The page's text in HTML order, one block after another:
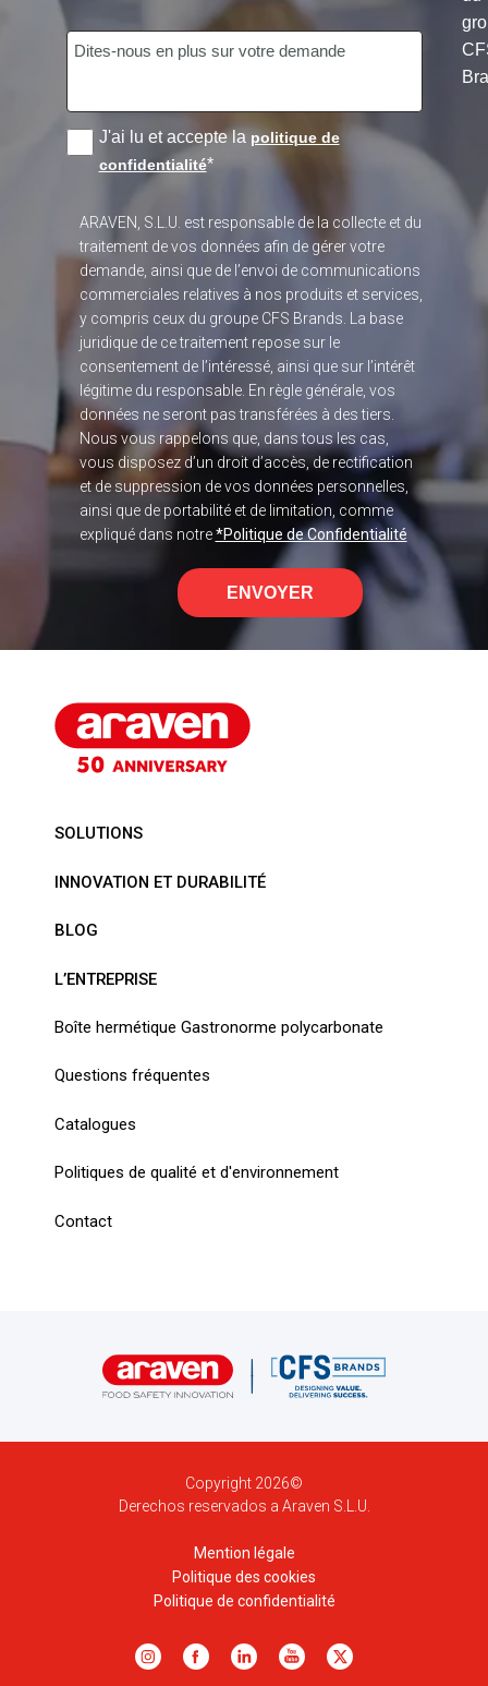
J'ai lu et accepte la politique de
confidentialité*
ARAVEN, S.L.U. est responsable de la collecte et du
traitement de vos données afin de gérer votre
demande, ainsi que de l’envoi de communications
commerciales relatives à nos produits et services,
y compris ceux du groupe CFS Brands. La base
juridique de ce traitement repose sur le
consentement de l’intéressé, ainsi que sur l’intérêt
légitime du responsable. En règle générale, vos
données ne seront pas transférées à des tiers.
Nous vous rappelons que, dans tous les cas,
vous disposez d’un droit d’accès, de rectification
et de suppression de vos données personnelles,
ainsi que de portabilité et de limitation, comme
expliqué dans notre*Politique de Confidentialité
ENVOYER
SOLUTIONS
INNOVATION ET DURABILITÉ
BLOG
L’ENTREPRISE
Boîte hermétique Gastronorme polycarbonate
Questions fréquentes
Catalogues
Politiques de qualité et d'environnement
Contact
Copyright 2026©
Derechos reservados a Araven S.L.U.
Mention légale
Politique des cookies
Politique de confidentialité